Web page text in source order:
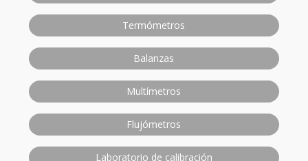
Termómetros
Balanzas
Multímetros
Flujómetros
Laboratorio de calibración